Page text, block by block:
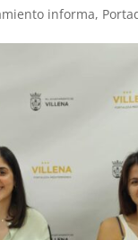
informa,